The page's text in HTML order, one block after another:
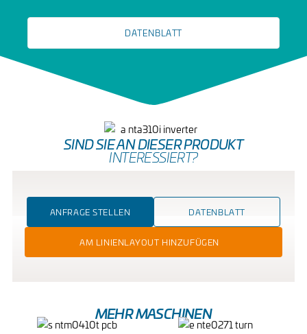
DATENBLATT
SIND SIE AN DIESER PRODUKT
INTERESSIERT?
AM LINIENLAYOUT HINZUFÜGEN
ANFRAGE STELLEN DATENBLATT
MEHR MASCHINEN